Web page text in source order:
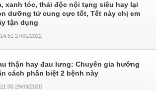
xanh tóc, thải độc nội tạng siêu hay lại
dưỡng tử cung cực tốt, Tết này chị em
tận dụng
14:51 27/01/2022
thận hay đau lưng: Chuyên gia hướng
cách phân biệt 2 bệnh này
21:00 29/09/2020